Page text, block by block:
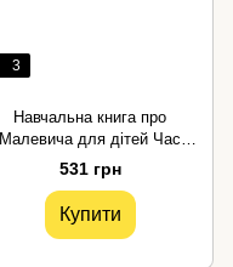
3
Навчальна книга про
Малевича для дітей Час
майстрів
531 грн
Купити